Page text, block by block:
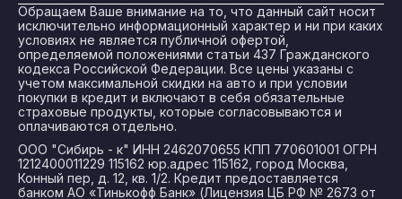
Обращаем Ваше внимание на то, что данный сайт носит
исключительно информационный характер и ни при каких
условиях не является публичной офертой,
определяемой положениями статьи 437 Гражданского
кодекса Российской Федерации. Все цены указаны с
учетом максимальной скидки на авто и при условии
покупки в кредит и включают в себя обязательные
страховые продукты, которые согласовываются и
оплачиваются отдельно.
ООО "Сибирь - к" ИНН 2462070655 КПП 770601001 ОГРН
1212400011229 115162 юр.адрес 115162, город Москва,
Конный пер, д. 12, кв. 1/2. Кредит предоставляется
банком АО «Тинькофф Банк» (Лицензия ЦБ РФ № 2673 от